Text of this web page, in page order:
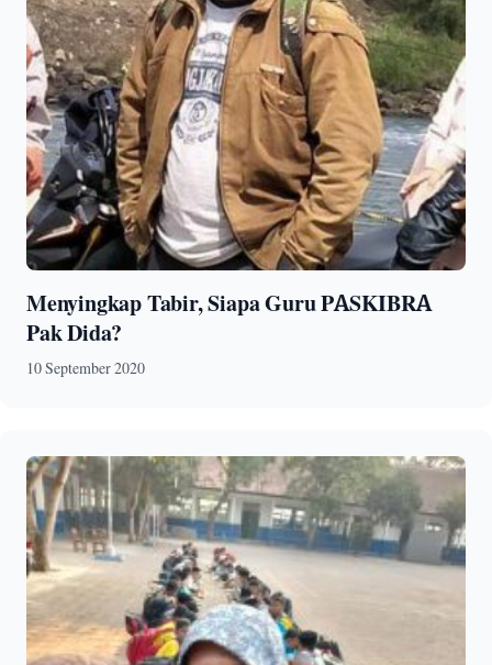
Menyingkap Tabir, Siapa Guru PASKIBRA
Pak Dida?
10 September 2020